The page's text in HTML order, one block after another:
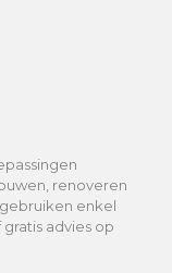
renoveren
enkel
advies op